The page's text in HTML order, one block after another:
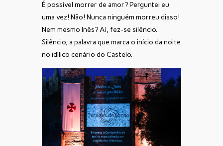
É possível morrer de amor?Perguntei eu
uma vez! Não! Nunca ninguém morreu disso!
Nem mesmo Inês? Aí, fez-se silêncio.
Silêncio, a palavra que marca o início da noite
no idílico cenário do Castelo.